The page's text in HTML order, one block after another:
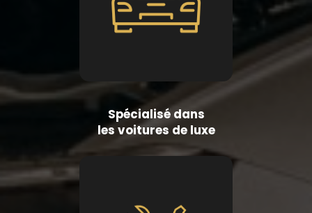
Spécialisé dans
les voitures de luxe